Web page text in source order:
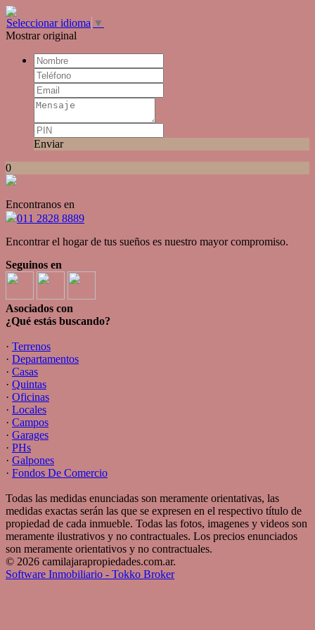
Seleccionar idioma ▼
Mostrar original
Enviar
0
Encontranos en
011 2828 8889
Encontrar el hogar de tus sueños es nuestro mayor compromiso.
Seguinos en
Asociados con
¿Qué estás buscando?
· Terrenos
· Departamentos
· Casas
· Quintas
· Oficinas
· Locales
· Campos
· Garages
· PHs
· Galpones
· Fondos De Comercio
Todas las medidas enunciadas son meramente orientativas, las
medidas exactas serán las que se expresen en el respectivo título de
propiedad de cada inmueble. Todas las fotos, imagenes y videos son
meramente ilustrativos y no contractuales. Los precios enunciados
son meramente orientativos y no contractuales.
© 2026 camilajarapropiedades.com.ar.
Software Inmobiliario - Tokko Broker